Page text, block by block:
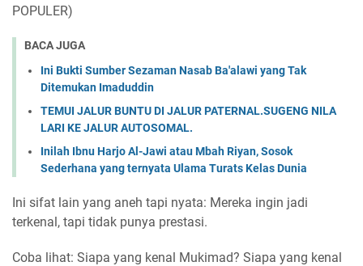
POPULER)
BACA JUGA
Ini Bukti Sumber Sezaman Nasab Ba'alawi yang Tak
Ditemukan Imaduddin
TEMUI JALUR BUNTU DI JALUR PATERNAL.SUGENG NILA
LARI KE JALUR AUTOSOMAL.
Inilah Ibnu Harjo Al-Jawi atau Mbah Riyan, Sosok
Sederhana yang ternyata Ulama Turats Kelas Dunia
Ini sifat lain yang aneh tapi nyata: Mereka ingin jadi
terkenal, tapi tidak punya prestasi.
Coba lihat: Siapa yang kenal Mukimad? Siapa yang kenal